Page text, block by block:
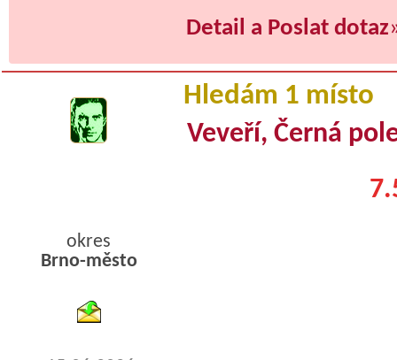
Detail a Poslat dotaz
Hledám 1 místo
Veveří, Černá
okres
Brno-město